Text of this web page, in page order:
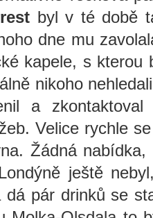
byl v té době
dne mu
kapele, s
nikoho
a zkontaktoval
Velice rychle
Žádná
ještě
dá pár drinků se